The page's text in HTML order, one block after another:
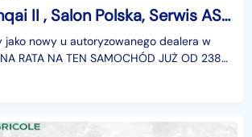
Nissan Qashqai II , Salon Polska, Serwis ASO, Navi, Klimatronic, Tempomat,
jako nowy u autoryzowanego dealera w
lokalizacja pojazdu jest aktua